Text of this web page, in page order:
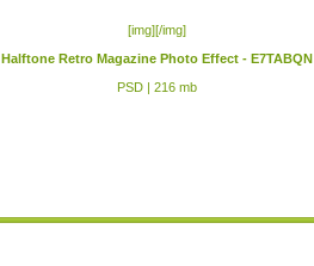
[img][/img]
Halftone Retro Magazine Photo Effect - E7TABQN
PSD | 216 mb